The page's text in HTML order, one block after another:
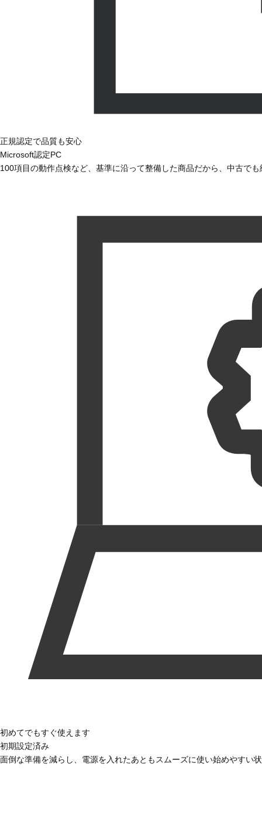
正規認定で品質も安心
Microsoft認定PC
100項目の動作点検など、基準に沿って整備した商品だから、中古で
初めてでもすぐ使えます
初期設定済み
面倒な準備を減らし、電源を入れたあともスムーズに使い始めやすい